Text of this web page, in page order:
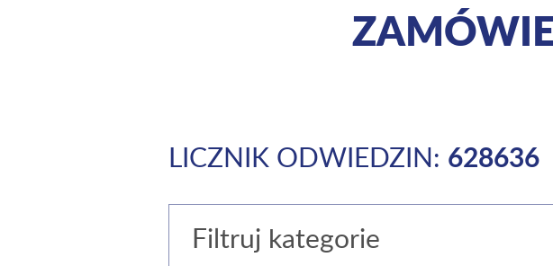
LICZNIK ODWIEDZIN: 628636
Filtruj kategorie